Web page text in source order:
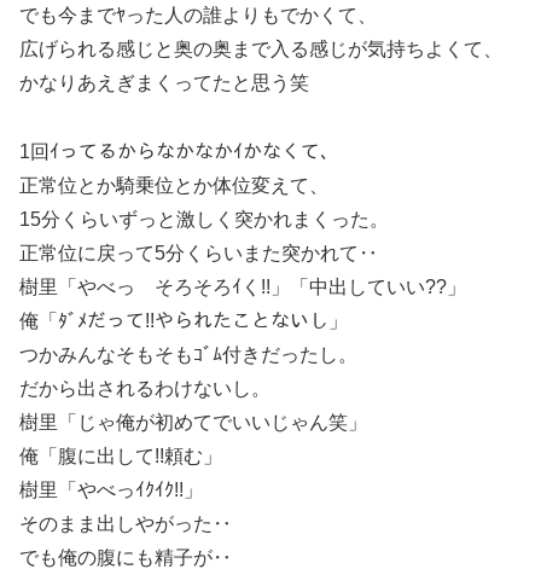
でも今までﾔった人の誰よりもでかくて、
広げられる感じと奥の奥まで入る感じが気持ちよくて、
かなりあえぎまくってたと思う笑
1回ｲってるからなかなかｲかなくて、
正常位とか騎乗位とか体位変えて、
15分くらいずっと激しく突かれまくった。
正常位に戻って5分くらいまた突かれて‥
樹里「やべっ そろそろｲく!!」「中出していい??」
俺「ﾀﾞﾒだって!!やられたことないし」
つかみんなそもそもｺﾞﾑ付きだったし。
だから出されるわけないし。
樹里「じゃ俺が初めてでいいじゃん笑」
俺「腹に出して!!頼む」
樹里「やべっｲｸｲｸ!!」
そのまま出しやがった‥
でも俺の腹にも精子が‥